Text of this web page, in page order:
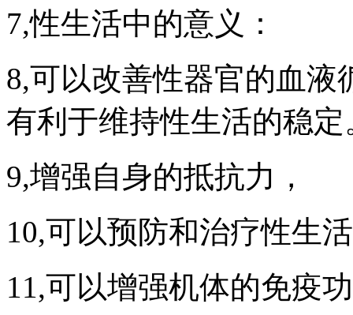
7,性生活中的意义：
8,可以改善性器官的血
有利于维持性生活的稳定
9,增强自身的抵抗力，
10,可以预防和治疗性生
11,可以增强机体的免疫